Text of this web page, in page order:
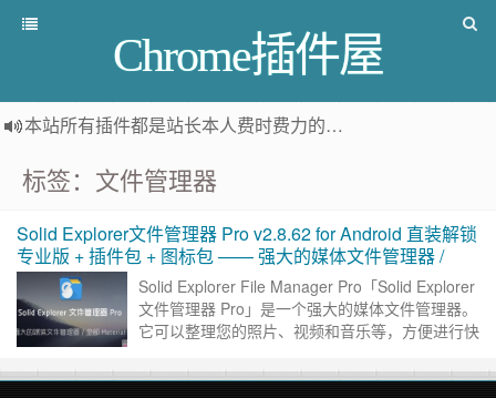
Chrome插件屋
本站所有插件都是站长本人费时费力的人工筛选推荐
标签：文件管理器
Solid Explorer文件管理器 Pro v2.8.62 for Android 直装解锁
专业版 + 插件包 + 图标包 —— 强大的媒体文件管理器 /
Solid Explorer File Manager Pro「Solid Explorer
文件管理器 Pro」是一个强大的媒体文件管理器。
它可以整理您的照片、视频和音乐等，方便进行快